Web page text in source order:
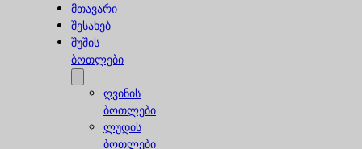
მთავარი
შესახებ
შუშის
ბოთლები
ღვინის
ბოთლები
ლუდის
ბოთლები